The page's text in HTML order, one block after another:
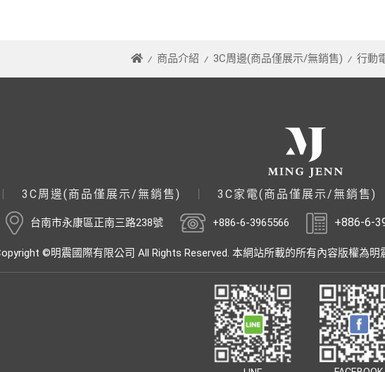
商品介紹 3C周邊(商品僅展示/無銷售) 行動
3C周邊(商品僅展示/無銷售) 3C家電(商品僅展示/無銷售)
台南市永康區正南三路238號 +886-6-3965566 +886-6-
©明震國際有限公司 All Rights Reserved. 本網站所載的所有內容版權為明